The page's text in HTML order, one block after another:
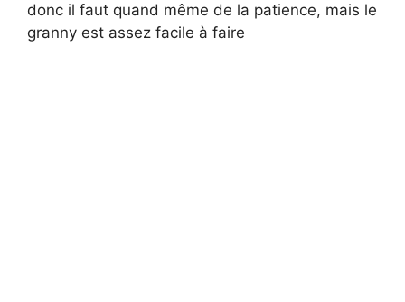
donc il faut quand même de la patience, mais le
granny est assez facile à faire